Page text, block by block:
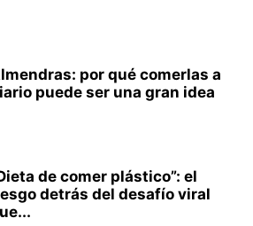
por qué comerlas a
puede ser una gran idea
de comer plástico”: el
detrás del desafío viral